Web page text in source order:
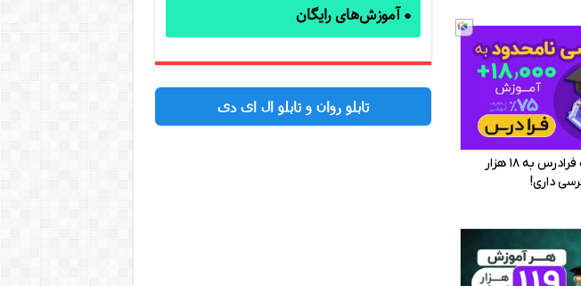
●آموزش‌های رایگان
تابلو روان و تابلو ال ای دی